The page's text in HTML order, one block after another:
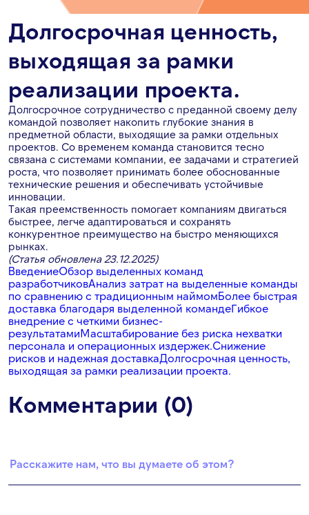
Долгосрочная ценность,
выходящая за рамки
реализации проекта.
Долгосрочное сотрудничество с преданной своему делу
командой позволяет накопить глубокие знания в
предметной области, выходящие за рамки отдельных
проектов. Со временем команда становится тесно
связана с системами компании, ее задачами и стратегией
роста, что позволяет принимать более обоснованные
технические решения и обеспечивать устойчивые
инновации.
Такая преемственность помогает компаниям двигаться
быстрее, легче адаптироваться и сохранять
конкурентное преимущество на быстро меняющихся
рынках.
(Статья обновлена 23.12.2025)
ВведениеОбзор выделенных команд
разработчиковАнализ затрат на выделенные команды
по сравнению с традиционным наймомБолее быстрая
доставка благодаря выделенной командеГибкое
внедрение с четкими бизнес-
результатамиМасштабирование без риска нехватки
персонала и операционных издержек.Снижение
рисков и надежная доставкаДолгосрочная ценность,
выходящая за рамки реализации проекта.
Комментарии (0)